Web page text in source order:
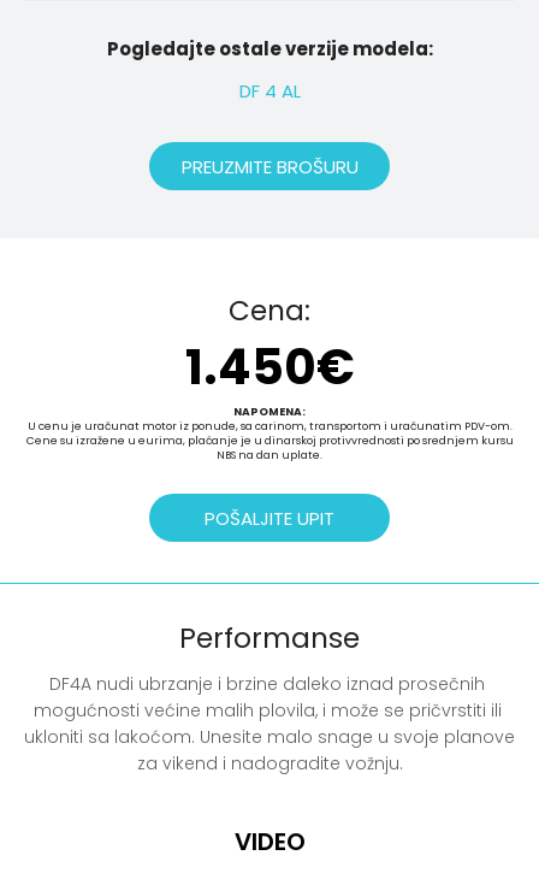
Pogledajte ostale verzije modela:
DF 4 AL
PREUZMITE BROŠURU
Cena:
1.450€
NAPOMENA:
U cenu je uračunat motor iz ponude, sa carinom, transportom i uračunatim PDV-om.
Cene su izražene u eurima, plaćanje je u dinarskoj protivvrednosti po srednjem kursu
NBS na dan uplate.
POŠALJITE UPIT
Performanse
DF4A nudi ubrzanje i brzine daleko iznad prosečnih
mogućnosti većine malih plovila, i može se pričvrstiti ili
ukloniti sa lakoćom. Unesite malo snage u svoje planove
za vikend i nadogradite vožnju.
VIDEO